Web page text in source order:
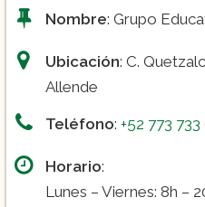
Nombre: Grupo
Ubicación: C.
Allende
Teléfono: +52 773
Horario:
Lunes – Viernes: 8h –